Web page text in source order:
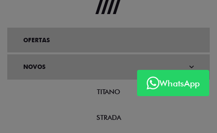
WhatsApp
OFERTAS
NOVOS
TITANO
STRADA